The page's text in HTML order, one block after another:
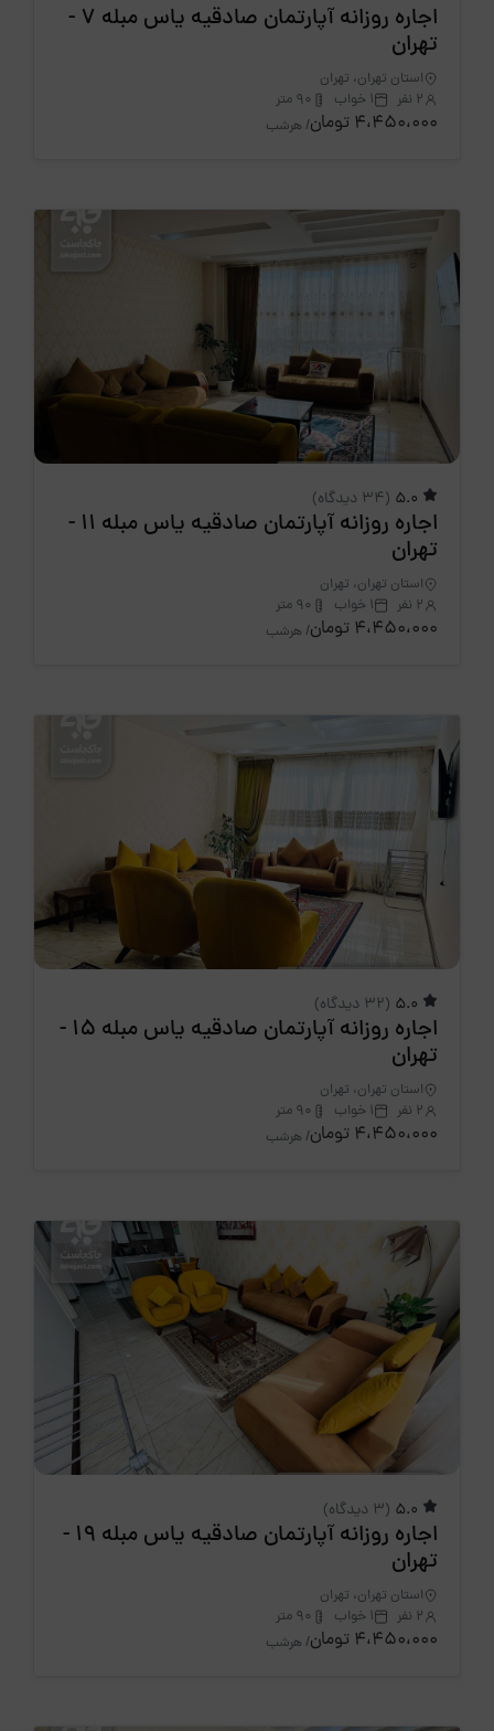
اجاره روزانه آپارتمان صادقیه یاس مبله 7 -
تهران
استان تهران، تهران
2 نفر
1 خواب 90 متر
4،450،000 تومان / هرشب
(34 دیدگاه)
اجاره روزانه آپارتمان صادقیه یاس مبله 11 -
تهران
استان تهران، تهران
2 نفر
1 خواب 90 متر
4،450،000 تومان / هرشب
(32 دیدگاه)
اجاره روزانه آپارتمان صادقیه یاس مبله 15 -
تهران
استان تهران، تهران
2 نفر
1 خواب 90 متر
4،450،000 تومان / هرشب
(3 دیدگاه)
اجاره روزانه آپارتمان صادقیه یاس مبله 19 -
تهران
استان تهران، تهران
2 نفر
1 خواب 90 متر
4،450،000 تومان / هرشب